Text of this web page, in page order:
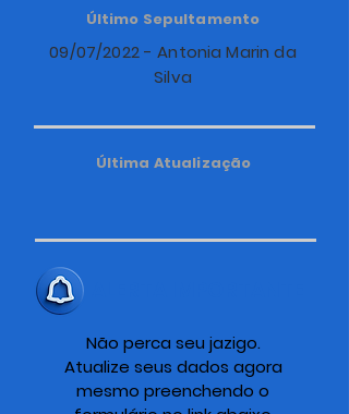
Último Sepultamento
09/07/2022 - Antonia Marin da
Silva
Última Atualização
Não perca seu jazigo.
Atualize seus dados agora
mesmo preenchendo o